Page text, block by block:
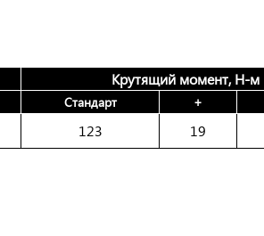
Крутящий момент, Н-м
Стандарт +
123 19